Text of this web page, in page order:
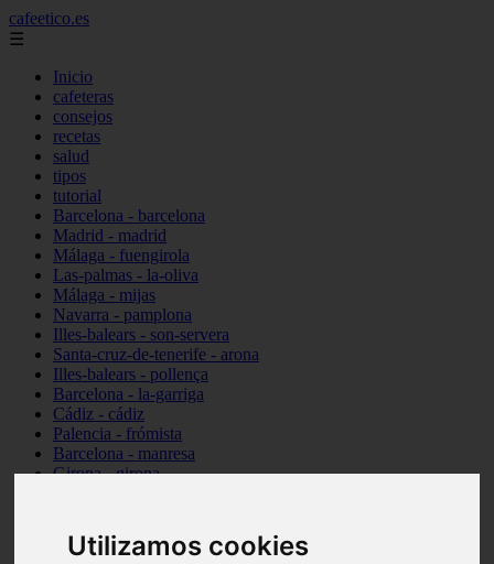
Utilizamos cookies
cafeetico.es
☰
Inicio
cafeteras
consejos
recetas
salud
tipos
tutorial
Barcelona - barcelona
Madrid - madrid
Málaga - fuengirola
Las-palmas - la-oliva
Málaga - mijas
Navarra - pamplona
Illes-balears - son-servera
Santa-cruz-de-tenerife - arona
Illes-balears - pollença
Barcelona - la-garriga
Cádiz - cádiz
Palencia - frómista
Barcelona - manresa
Girona - girona
Valencia - valencia
Málaga - nerja